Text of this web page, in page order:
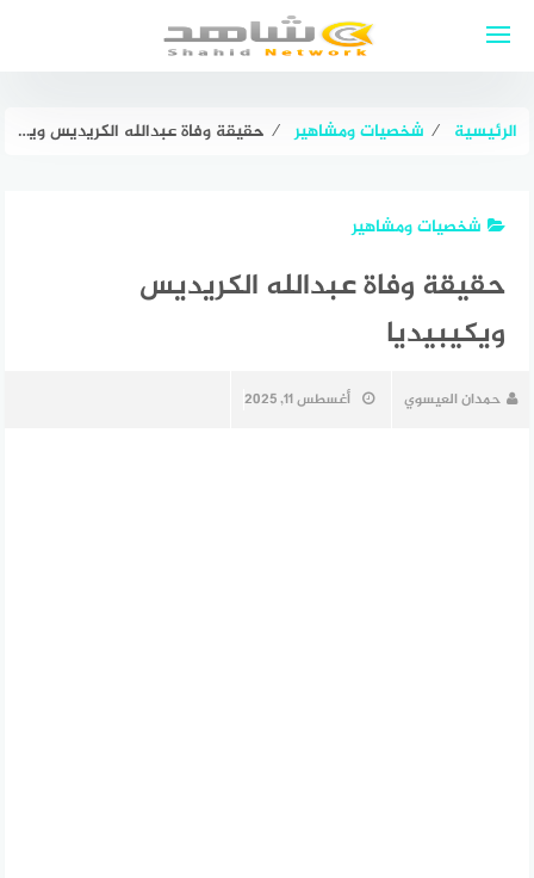
الرئيسية ⁄ شخصيات ومشاهير ⁄ حقيقة وفاة عبدالله الكريديس ويكيبيديا
شخصيات ومشاهير
حقيقة وفاة عبدالله الكريديس
ويكيبيديا
حمدان العيسوي أغسطس 11, 2025